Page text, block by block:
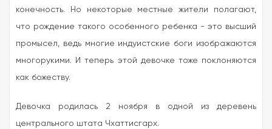
конечность. Но некоторые местные жители полагают,
что рождение такого особенного ребенка - это высший
промысел, ведь многие индуистские боги изображаются
многорукими. И теперь этой девочке тоже поклоняются
как божеству.
Девочка родилась 2 ноября в одной из деревень
центрального штата Чхаттисгарх.